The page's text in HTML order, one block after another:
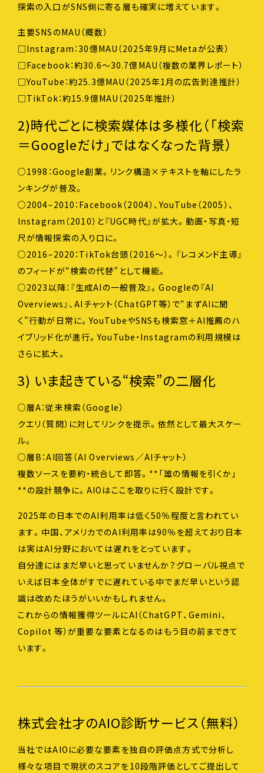
探索の入口がSNS側に寄る層も確実に増えています。
主要SNSのMAU（概数）
□Instagram：30億MAU（2025年9月にMetaが公表）
□Facebook：約30.6〜30.7億MAU（複数の業界レポート）
□YouTube：約25.3億MAU（2025年1月の広告到達推計）
□TikTok：約15.9億MAU（2025年推計）
2)時代ごとに検索媒体は多様化（「検索
＝Googleだけ」ではなくなった背景）
○1998：Google創業。リンク構造×テキストを軸にしたラ
ンキングが普及。
○2004–2010：Facebook（2004）、YouTube（2005）、
Instagram（2010）と『UGC時代』が拡大。動画・写真・短
尺が情報探索の入り口に。
○2016–2020：TikTok台頭（2016〜）。『レコメンド主導』
のフィードが“検索の代替”として機能。
○2023以降：『生成AIの一般普及』。Googleの『AI
Overviews』、AIチャット（ChatGPT等）で“まずAIに聞
く”行動が日常に。YouTubeやSNSも検索窓＋AI推薦のハ
イブリッド化が進行。YouTube・Instagramの利用規模は
さらに拡大。
3) いま起きている“検索”の二層化
○層A：従来検索（Google）
クエリ（質問）に対してリンクを提示。依然として最大スケー
ル。
○層B：AI回答（AI Overviews／AIチャット）
複数ソースを要約・統合して即答。**「誰の情報を引くか」
**の設計競争に。AIOはここを取りに行く設計です。
2025年の日本でのAI利用率は低く50％程度と言われてい
ます。中国、アメリカでのAI利用率は90％を超えており日本
は実はAI分野においては遅れをとっています。
自分達にはまだ早いと思っていませんか？グローバル視点で
いえば日本全体がすでに遅れている中でまだ早いという認
識は改めたほうがいいかもしれません。
これからの情報獲得ツールにAI（ChatGPT、Gemini、
Copilot 等）が重要な要素となるのはもう目の前まできて
います。
株式会社才のAIO診断サービス（無料）
当社ではAIOに必要な要素を独自の評価点方式で分析し
様々な項目で現状のスコアを10段階評価としてご提出して